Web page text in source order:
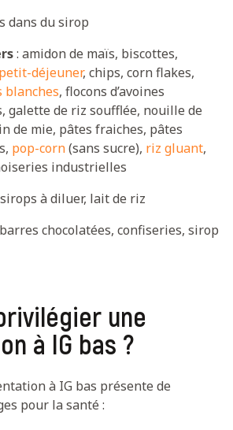
dans du sirop
: amidon de maïs, biscottes,
déjeuner, chips, corn flakes,
blanches, flocons d’avoines
galette de riz soufflée, nouille de
de mie, pâtes fraiches, pâtes
pop-corn(sans sucre), riz gluant,
industrielles
à diluer, lait de riz
chocolatées, confiseries, sirop
une
à IG bas ?
à IG bas présente de
pour la santé :